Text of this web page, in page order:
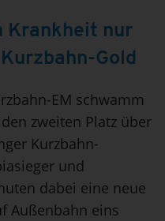
Krankheit nur
Gold
EM schwamm
zweiten Platz über
Kurzbahn-
und
dabei eine neue
Außenbahn eins